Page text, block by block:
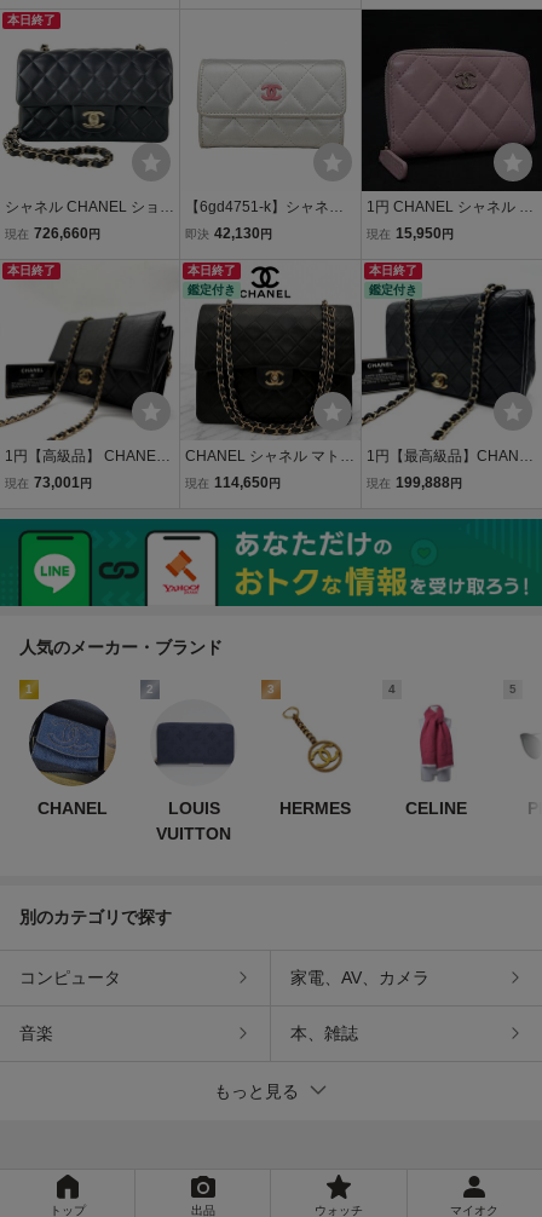
マーク レディース CHAN
黒 ポーチ付
れ 箱付き
本日終了
シャネル CHANEL ショル
ダーバッグ A69900 ミニ
チェーンショルダー/シル
プレート バッグ
現在 726,660 円
【6gd4751-k】シャネル
カードケース マトラッセ
バー金具【中古】レディ
ース
即決 42,130 円
1円 CHANEL シャネル コ
コマーク マトラッセ ラム
ンパース 小銭入れ レディ
ース ピンク系 HF0447
現在 15,950 円
本日終了
1円【高級品】 CHANEL
シャネル マトラッセ ラム
ン ショルダーバッグ ター
ンロック ブラック 黒 ゴー
ルド金具
現在 73,001円
本日終了
鑑定付き
CHANEL シャネル マトラ
ッセ定番 ラムスキン ダブ
バッグ ブラック ゴールド
金具
現在 114,650 円
本日終了
鑑定付き
1円【最高級品】CHANEL
シャネル マトラッセ ラム
ン ショルダーバッグ ブラ
ック 黒 ゴールド金具 ター
ンロック
現在 199,888円
人気のメーカー・ブランド
1
CHANEL
2
LOUIS
VUITTON
3
HERMES
4
CELINE
5
別のカテゴリで探す
コンピュータ 家電、AV、カメラ
音楽 本、雑誌
もっと見る
トップ 出品 ウォッチ マイオク